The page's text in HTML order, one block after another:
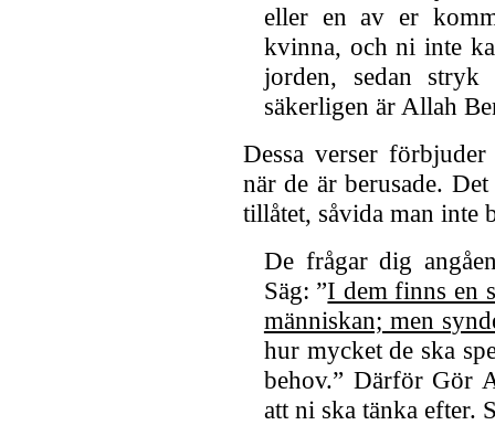
eller en av er
kvinna, och ni inte
jorden, sedan
säkerligen är Allah
Dessa verser
när de är berusade.
tillåtet, såvida man inte
De frågar dig
Säg: ”I dem finns en
människan; men
hur mycket de ska
behov.” Därför Gör
att ni ska tänka efter.